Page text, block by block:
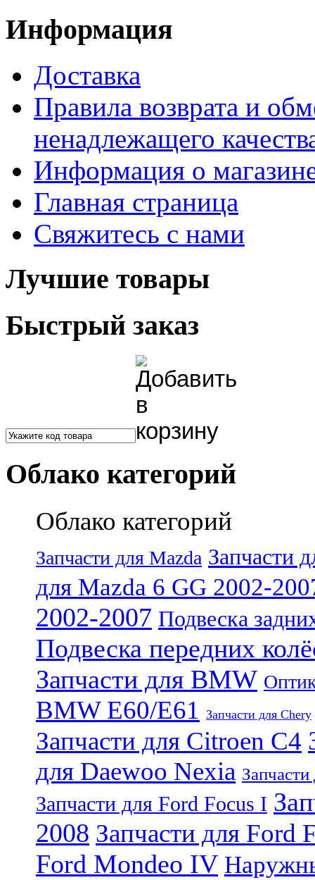
Информация
Доставка
Правила возврата и
ненадлежащего
Информация о
Главная страница
Свяжитесь с нами
Лучшие товары
Быстрый заказ
Облако категорий
Облако категорий
Запчасти для Mazda Запчасти
для Mazda 6 GG 2002-
2002-2007 Подвеска
Подвеска передних
Запчасти для BMW
BMW E60/E61 Запчасти для Chery
Запчасти для Citroen C4
для Daewoo Nexia
Запчасти для Ford Focus I
2008 Запчасти для Ford
Ford Mondeo IV